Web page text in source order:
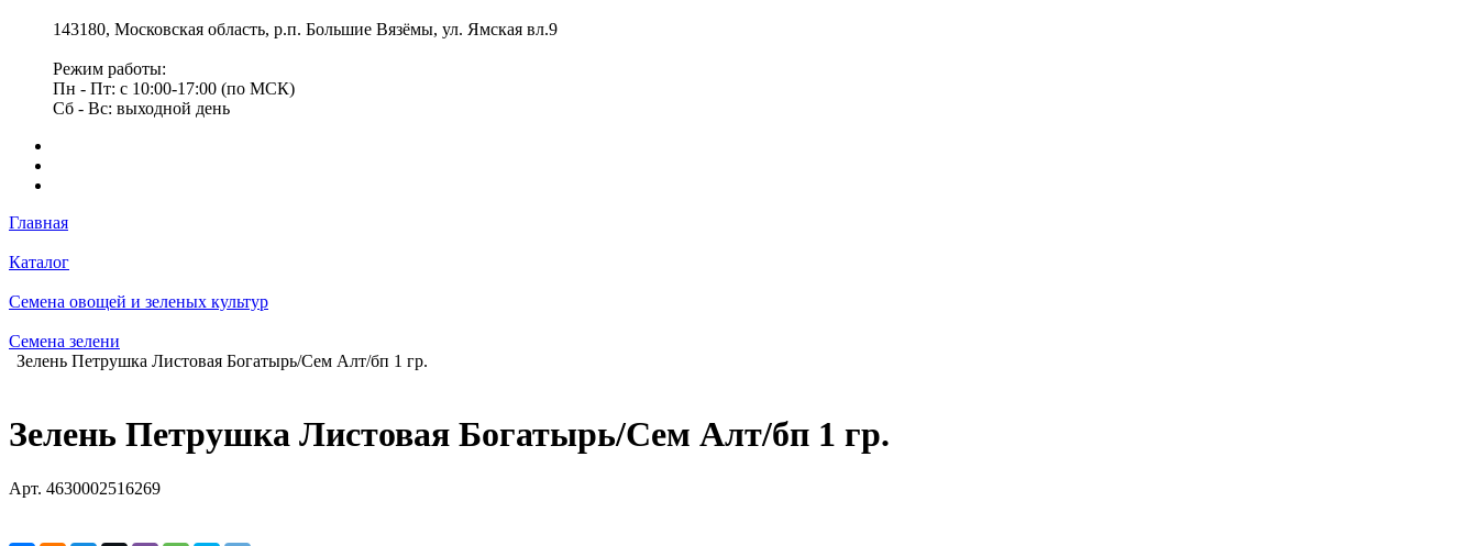
143180, Московская область, р.п. Большие Вязёмы, ул. Ямская вл.9
Режим работы:
Пн - Пт: с 10:00-17:00 (по МСК)
Сб - Вс: выходной день
Главная
Каталог
Семена овощей и зеленых культур
Семена зелени
Зелень Петрушка Листовая Богатырь/Сем Алт/бп 1 гр.
Зелень Петрушка Листовая Богатырь/Сем Алт/бп 1 гр.
Арт. 4630002516269